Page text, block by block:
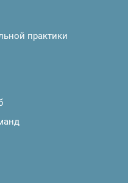
практики